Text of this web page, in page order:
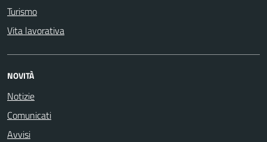
Turismo
Vita lavorativa
NOVITÀ
Notizie
Comunicati
Avvisi